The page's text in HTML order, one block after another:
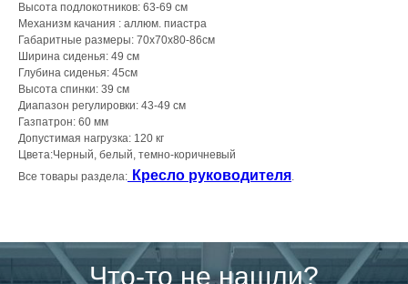
Высота подлокотников: 63-69 см
Механизм качания : аллюм. пиастра
Габаритные размеры: 70х70х80-86см
Ширина сиденья: 49 см
Глубина сиденья: 45см
Высота спинки: 39 см
Диапазон регулировки: 43-49 см
Газпатрон: 60 мм
Допустимая нагрузка: 120 кг
Цвета:Черный, белый, темно-коричневый
Все товары раздела: Кресло руководителя.
Что-то не нашли?